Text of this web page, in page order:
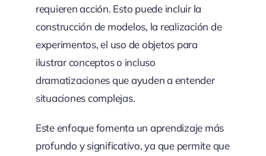
requieren acción. Esto puede incluir la
construcción de modelos, la realización de
experimentos, el uso de objetos para
ilustrar conceptos o incluso
dramatizaciones que ayuden a entender
situaciones complejas.
Este enfoque fomenta un aprendizaje más
profundo y significativo, ya que permite que